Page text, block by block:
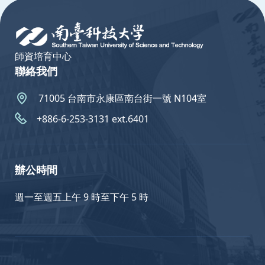
師資培育中心
聯絡我們
71005 台南市永康區南台街一號 N104室
+886-6-253-3131 ext.6401
辦公時間
週一至週五上午 9 時至下午 5 時